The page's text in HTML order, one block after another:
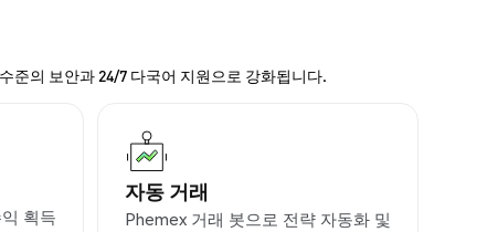
준의 보안과 24/7 다국어 지원으로 강화됩니다.
획득
자동 거래
Phemex 거래 봇으로 전략 자동화 및